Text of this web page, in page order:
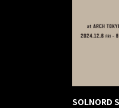
SOLNORD